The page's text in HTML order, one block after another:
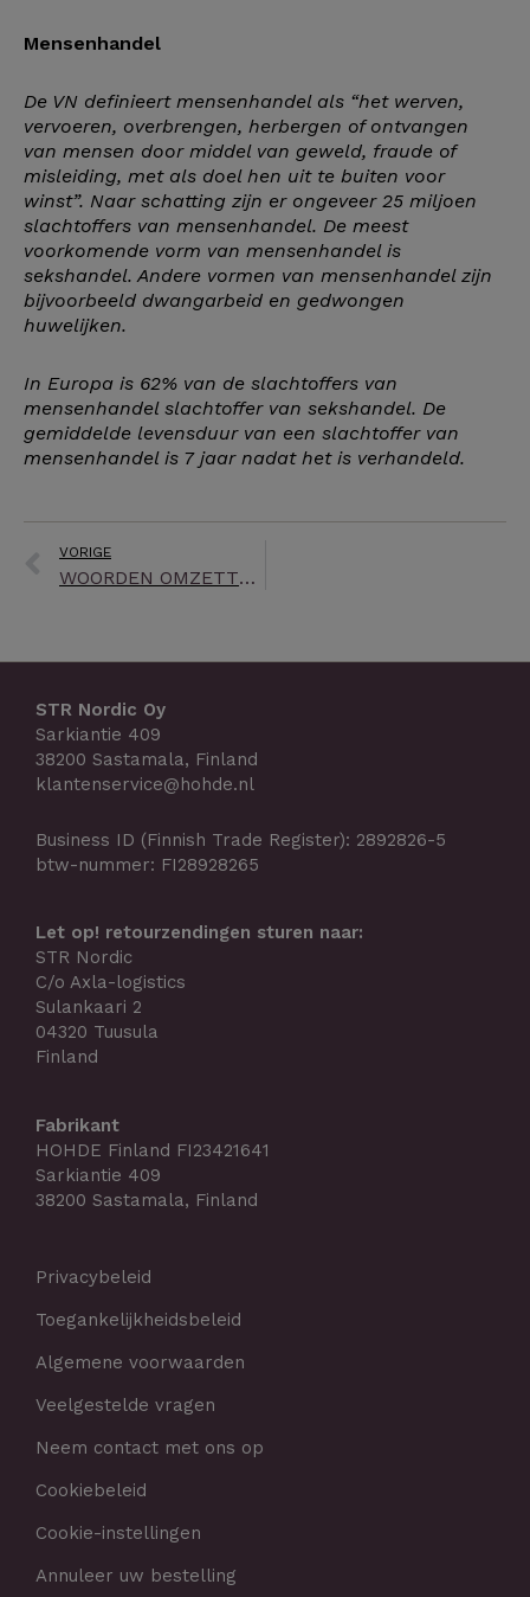
Mensenhandel
De VN definieert mensenhandel als “het werven,
vervoeren, overbrengen, herbergen of ontvangen
van mensen door middel van geweld, fraude of
misleiding, met als doel hen uit te buiten voor
winst”. Naar schatting zijn er ongeveer 25 miljoen
slachtoffers van mensenhandel. De meest
voorkomende vorm van mensenhandel is
sekshandel. Andere vormen van mensenhandel zijn
bijvoorbeeld dwangarbeid en gedwongen
huwelijken.
In Europa is 62% van de slachtoffers van
mensenhandel slachtoffer van sekshandel. De
gemiddelde levensduur van een slachtoffer van
mensenhandel is 7 jaar nadat het is verhandeld.
Prev
VORIGE
WOORDEN OMZETTEN IN DADEN
STR Nordic Oy
Sarkiantie 409
38200 Sastamala, Finland
klantenservice@hohde.nl
Business ID (Finnish Trade Register): 2892826-5
btw-nummer: FI28928265
Let op! retourzendingen sturen naar:
STR Nordic
C/o Axla-logistics
Sulankaari 2
04320 Tuusula
Finland
Fabrikant
HOHDE Finland FI23421641
Sarkiantie 409
38200 Sastamala, Finland
Privacybeleid
Toegankelijkheidsbeleid
Algemene voorwaarden
Veelgestelde vragen
Neem contact met ons op
Cookiebeleid
Cookie-instellingen
Annuleer uw bestelling